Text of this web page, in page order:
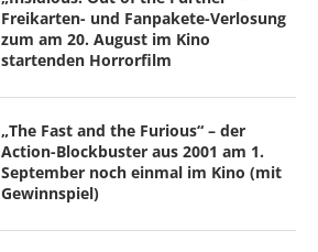
Freikarten- und Fanpakete-Verlosung
zum am 20. August im Kino
startenden Horrorfilm
„The Fast and the Furious“ – der
Action-Blockbuster aus 2001 am 1.
September noch einmal im Kino (mit
Gewinnspiel)